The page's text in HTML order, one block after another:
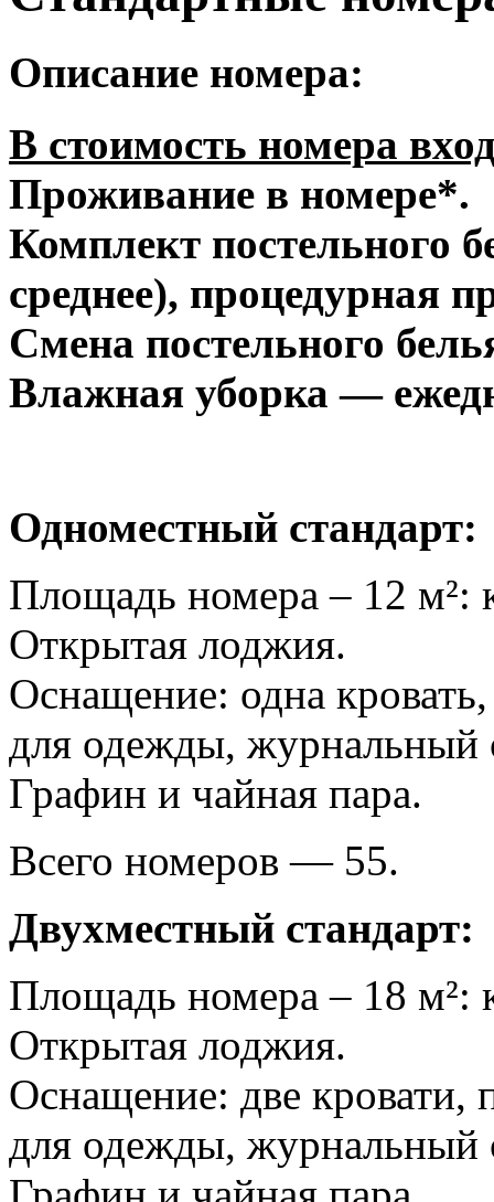
Описание номера:
В стоимость номера
Проживание в номере*.
Комплект постельного
среднее), процедурная
Смена постельного
Влажная уборка —
Одноместный стандарт:
Площадь номера – 12 м²:
Открытая лоджия.
Оснащение: одна
для одежды, журнальный
Графин и чайная пара.
Всего номеров — 55.
Двухместный стандарт:
Площадь номера – 18 м²:
Открытая лоджия.
Оснащение: две
для одежды, журнальный